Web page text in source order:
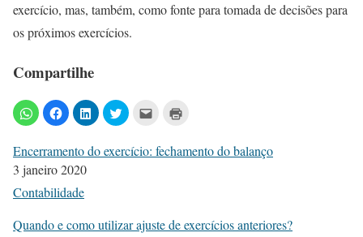
exercício, mas, também, como fonte para tomada de decisões para
os próximos exercícios.
Compartilhe
Encerramento do exercício: fechamento do balanço
3 janeiro 2020
Contabilidade
Quando e como utilizar ajuste de exercícios anteriores?